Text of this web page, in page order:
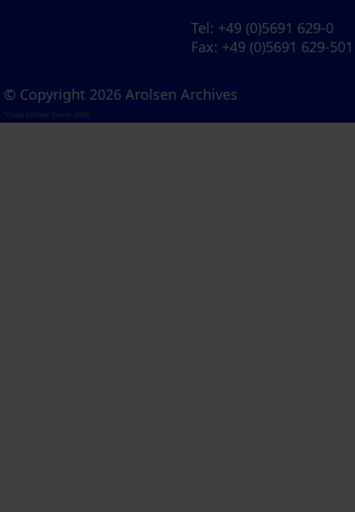
Tel: +49 (0)5691 629-0
Fax: +49 (0)5691 629-501
© Copyright 2026 Arolsen Archives
Visual Library Server 2026